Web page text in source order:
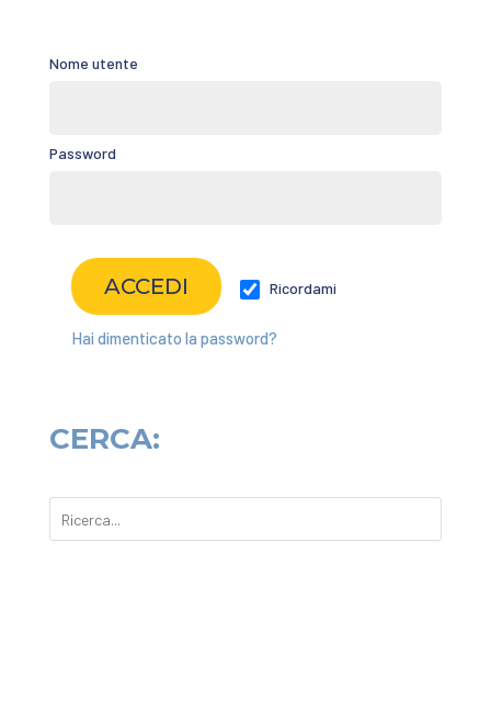
Nome utente
Password
Ricordami
Hai dimenticato la password?
CERCA: